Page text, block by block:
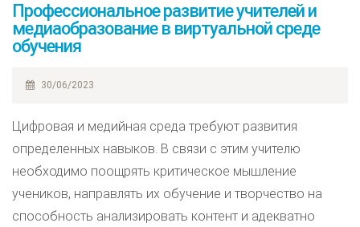
Профессиональное развитие учителей и
медиаобразование в виртуальной среде
обучения
30/06/2023
Цифровая и медийная среда требуют развития
определенных навыков. В связи с этим учителю
необходимо поощрять критическое мышление
учеников, направлять их обучение и творчество на
способность анализировать контент и адекватно